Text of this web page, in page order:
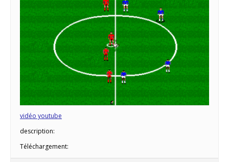
vidéo youtube
description:
Téléchargement: